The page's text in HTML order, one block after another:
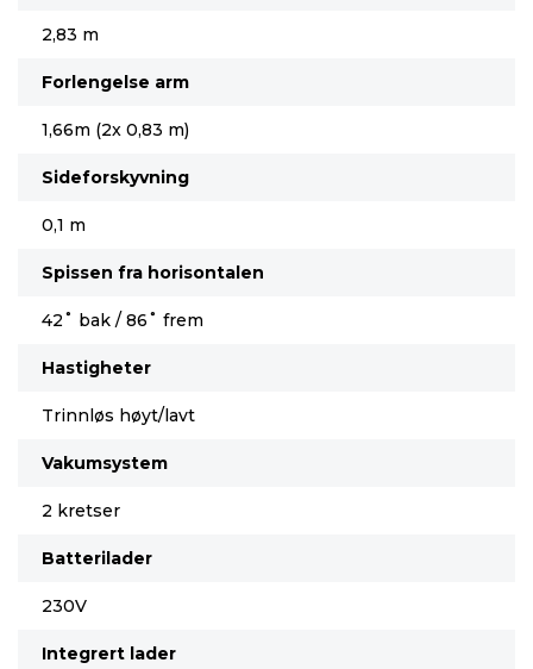
2,83 m
Forlengelse arm
1,66m (2x 0,83 m)
Sideforskyvning
0,1 m
Spissen fra horisontalen
42˚ bak / 86˚ frem
Hastigheter
Trinnløs høyt/lavt
Vakumsystem
2 kretser
Batterilader
230V
Integrert lader